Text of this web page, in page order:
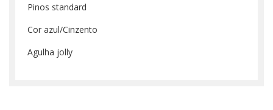
Pinos standard
Cor azul/Cinzento
Agulha jolly